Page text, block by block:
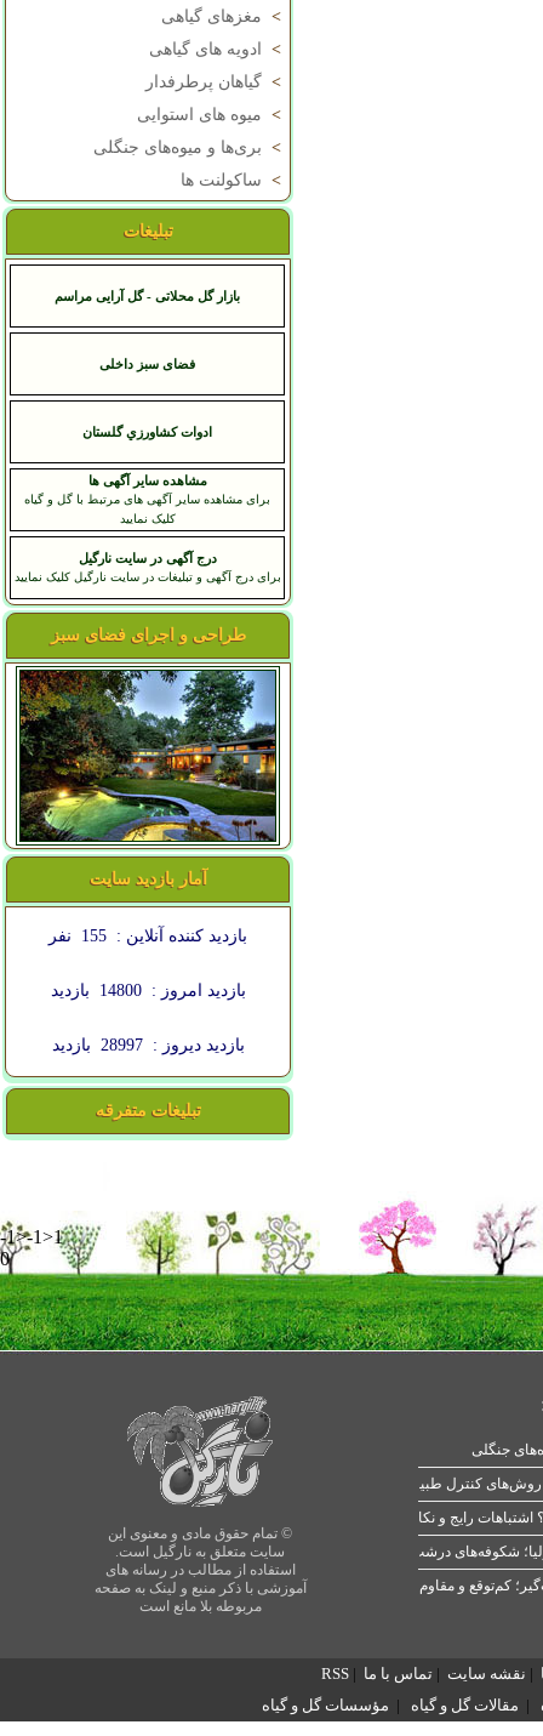
> مغزهای گیاهی
>
ادویه های گیاهی
> گیاهان پرطرفدار
> میوه های استوایی
> بری‌ها و میوه‌های جنگلی
> ساکولنت ها
تبلیغات
بازار گل محلاتی - گل آرایی مراسم
فضای سبز داخلی
ادوات كشاورزي گلستان
مشاهده سایر آگهی ها
برای مشاهده سایر آگهی های مرتبط با گل و گیاه
کلیک نمایید
درج آگهی در سایت نارگیل
برای درج آگهی و تبلیغات در سایت نارگیل کلیک نمایید
طراحی و اجرای فضای سبز
آمار بازدید سایت
بازدید کننده آنلاین : 155 نفر
بازدید امروز : 14800 بازدید
بازدید دیروز : 28997 بازدید
تبلیغات متفرقه
-1>-1>1
0
© تمام حقوق مادی و معنوی این
سایت متعلق به نارگیل است.
استفاده از مطالب در رسانه های
آموزشی با ذکر منبع و لینک به صفحه
مربوطه بلا مانع است
جنگلی
رایج و نکات طلایی
شکوفه‌های درشت در بهار
| نقشه سایت | تماس با ما |
RSS
| مقالات گل و گیاه | مؤسسات گل و گیاه